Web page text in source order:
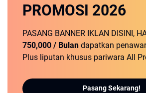
PROMOSI 2026
PASANG BANNER IKLAN DISINI,
750,000 / Bulan dapatkan
Plus liputan khusus pariwara All
Pasang Sekarang!